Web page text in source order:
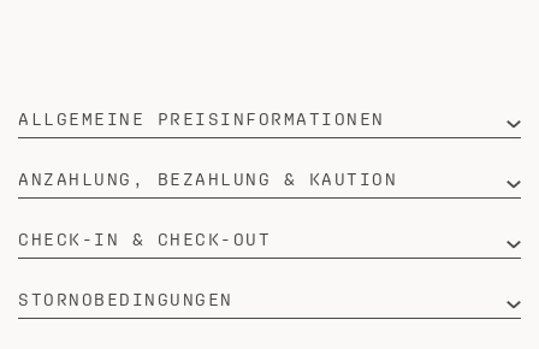
ALLGEMEINE PREISINFORMATIONEN
ANZAHLUNG, BEZAHLUNG & KAUTION
CHECK-IN & CHECK-OUT
STORNOBEDINGUNGEN